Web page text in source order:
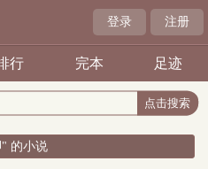
登录 注册
行 完本 足迹
的小说